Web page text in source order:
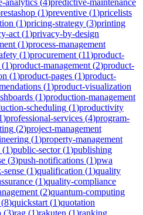
(1)preventive (1)pricelists
(1)pricing-strategy (3)printing
act (1)privacy-by-design
(1)process-management
(1)procurement (11)product-
(1)product-management (2)product-
(1)product-pages (1)product-
(1)product-visualization
(1)production-management
scheduling (1)productivity
)professional-services (4)program-
(2)project-management
(1)property-management
(1)public-sector(1)publishing
(3)push-notifications (1)pwa
sense (1)qualification (1)quality
(1)quality-compliance
(2)quantum-computing
(8)quickstart (1)quotation
(3)rag (1)rakuten (1)ranking